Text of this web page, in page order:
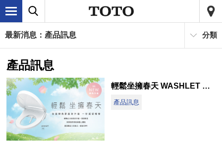
最新消息：產品訊息 分類
產品訊息
輕鬆坐擁春天 WASHLET S5 S2新上市
產品訊息